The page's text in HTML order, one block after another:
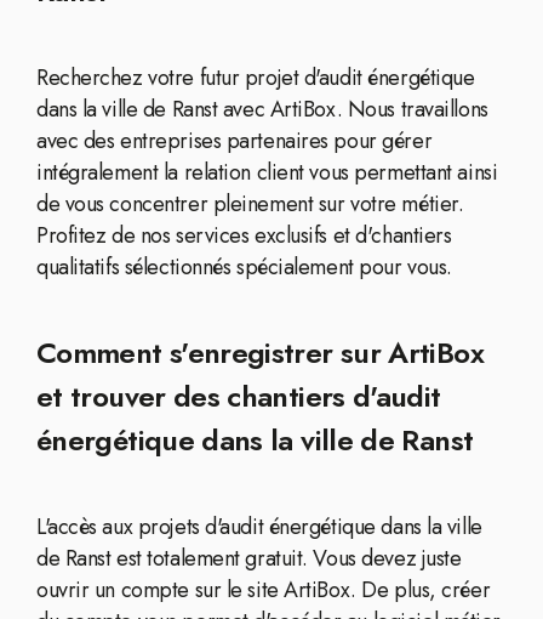
Recherchez votre futur projet d'audit énergétique
dans la ville de Ranst avec ArtiBox. Nous travaillons
avec des entreprises partenaires pour gérer
intégralement la relation client vous permettant ainsi
de vous concentrer pleinement sur votre métier.
Profitez de nos services exclusifs et d'chantiers
qualitatifs sélectionnés spécialement pour vous.
Comment s'enregistrer sur ArtiBox
et trouver des chantiers d'audit
énergétique dans la ville de Ranst
L'accès aux projets d'audit énergétique dans la ville
de Ranst est totalement gratuit. Vous devez juste
ouvrir un compte sur le site ArtiBox. De plus, créer